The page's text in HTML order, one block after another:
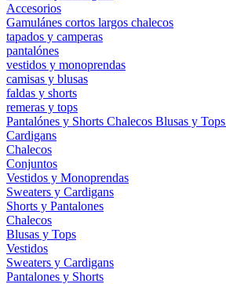
Accesorios
Gamulánes cortos largos chalecos
tapados y camperas
pantalónes
vestidos y monoprendas
camisas y blusas
faldas y shorts
remeras y tops
Pantalónes y Shorts Chalecos Blusas y Tops
Cardigans
Chalecos
Conjuntos
Vestidos y Monoprendas
Sweaters y Cardigans
Shorts y Pantalones
Chalecos
Blusas y Tops
Vestidos
Sweaters y Cardigans
Pantalones y Shorts